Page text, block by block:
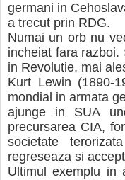
germani in
a trecut prin RDG.
Numai un orb nu
incheiat fara
in Revolutie, mai
Kurt Lewin (1890-
mondial in armata
ajunge in SUA
precursarea CIA,
societate
regreseaza si
Ultimul exemplu in